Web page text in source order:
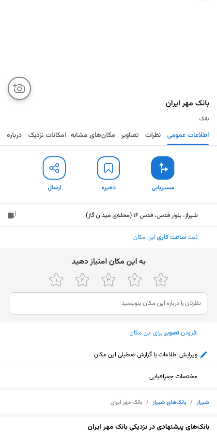
بانک مهر ایران
بانک
مسیریابی ذخیره ارسال اطلاعات عمومی نظرات تصاویر مکان‌های مشابه امکانات نزدیک درباره
مسیریابی ذخیره ارسال
شیراز، بلوار قدس، قدس 16 (محله‌ی میدان گاز)
ثبتساعت کاری این مکان
ﺑﻪ اﯾﻦ ﻣﮑﺎن اﻣﺘﯿﺎز دﻫﯿﺪ
افزودنتصویربرای این مکان
ویرایش اطلاعات یا گزارش تعطیلی این مکان
مختصات جغرافیایی
شیراز / بانک‌های شیراز / بانک مهر ایران
بانک‌های پیشنهادی در نزدیکی بانک مهر ایران